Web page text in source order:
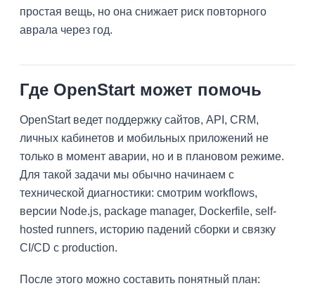
простая вещь, но она снижает риск повторного
аврала через год.
Где OpenStart может помочь
OpenStart ведет поддержку сайтов, API, CRM,
личных кабинетов и мобильных приложений не
только в момент аварии, но и в плановом режиме.
Для такой задачи мы обычно начинаем с
технической диагностики: смотрим workflows,
версии Node.js, package manager, Dockerfile, self-
hosted runners, историю падений сборки и связку
CI/CD с production.
После этого можно составить понятный план: